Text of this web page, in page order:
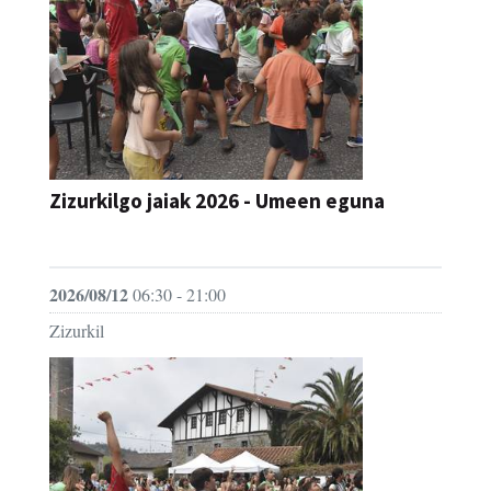
Zizurkilgo jaiak 2026 - Umeen eguna
2026/08/1206:30 - 21:00
Zizurkil